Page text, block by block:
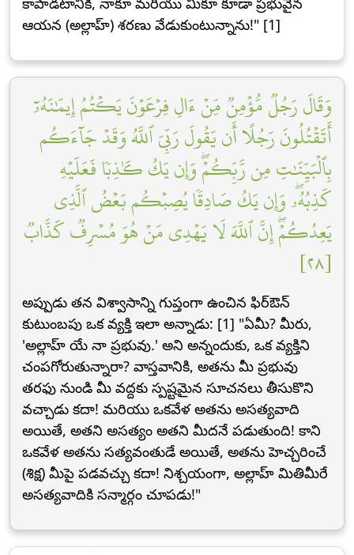
ఆయన (అల్లాహ్) శరణు వేడుకుంటున్నాను!" [1]
وَقَالَ رَجُلٞ مُّؤۡمِنٞ مِّنۡ ءَالِ فِرۡعَوۡنَ يَكۡتُمُ إِيمَٰنَهُۥٓ
أَتَقۡتُلُونَ رَجُلًا أَن يَقُولَ رَبِّيَ ٱللَّهُ وَقَدۡ جَآءَكُم
بِٱلۡبَيِّنَٰتِ مِن رَّبِّكُمۡۖ وَإِن يَكُ كَٰذِبٗا فَعَلَيۡهِ
كَذِبُهُۥۖ وَإِن يَكُ صَادِقٗا يُصِبۡكُم بَعۡضُ ٱلَّذِي
يَعِدُكُمۡۖ إِنَّ ٱللَّهَ لَا يَهۡدِي مَنۡ هُوَ مُسۡرِفٞ كَذَّابٞ
[٢٨]
అప్పుడు తన విశ్వాసాన్ని గుప్తంగా ఉంచిన ఫిర్ఔన్
కుటుంబపు ఒక వ్యక్తి ఇలా అన్నాడు: [1] "ఏమీ? మీరు,
'అల్లాహ్ యే నా ప్రభువు.' అని అన్నందుకు, ఒక వ్యక్తిని
చంపగోరుతున్నారా? వాస్తవానికి, అతను మీ ప్రభువు
తరఫు నుండి మీ వద్దకు స్పష్టమైన సూచనలు తీసుకొని
వచ్చాడు కదా! మరియు ఒకవేళ అతను అసత్యవాది
అయితే, అతని అసత్యం అతని మీదనే పడుతుంది! కాని
ఒకవేళ అతను సత్యవంతుడే అయితే, అతను హెచ్చరించే
(శిక్ష) మీపై పడవచ్చు కదా! నిశ్చయంగా, అల్లాహ్ మితిమీరే
అసత్యవాదికి సన్మార్గం చూపడు!"